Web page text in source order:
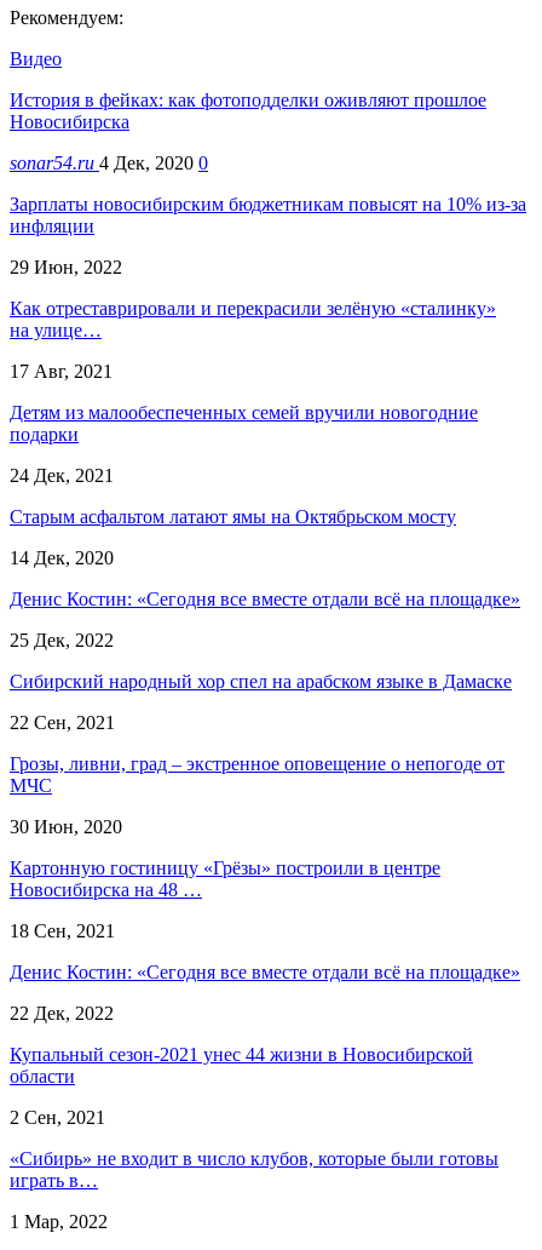
Рекомендуем:
Видео
История в фейках: как фотоподделки оживляют прошлое
Новосибирска
sonar54.ru 4 Дек, 2020 0
Зарплаты новосибирским бюджетникам повысят на 10% из-за
инфляции
29 Июн, 2022
Как отреставрировали и перекрасили зелёную «сталинку»
на улице…
17 Авг, 2021
Детям из малообеспеченных семей вручили новогодние
подарки
24 Дек, 2021
Старым асфальтом латают ямы на Октябрьском мосту
14 Дек, 2020
Денис Костин: «Сегодня все вместе отдали всё на площадке»
25 Дек, 2022
Сибирский народный хор спел на арабском языке в Дамаске
22 Сен, 2021
Грозы, ливни, град – экстренное оповещение о непогоде от
МЧС
30 Июн, 2020
Картонную гостиницу «Грёзы» построили в центре
Новосибирска на 48 …
18 Сен, 2021
Денис Костин: «Сегодня все вместе отдали всё на площадке»
22 Дек, 2022
Купальный сезон-2021 унес 44 жизни в Новосибирской
области
2 Сен, 2021
«Сибирь» не входит в число клубов, которые были готовы
играть в…
1 Мар, 2022